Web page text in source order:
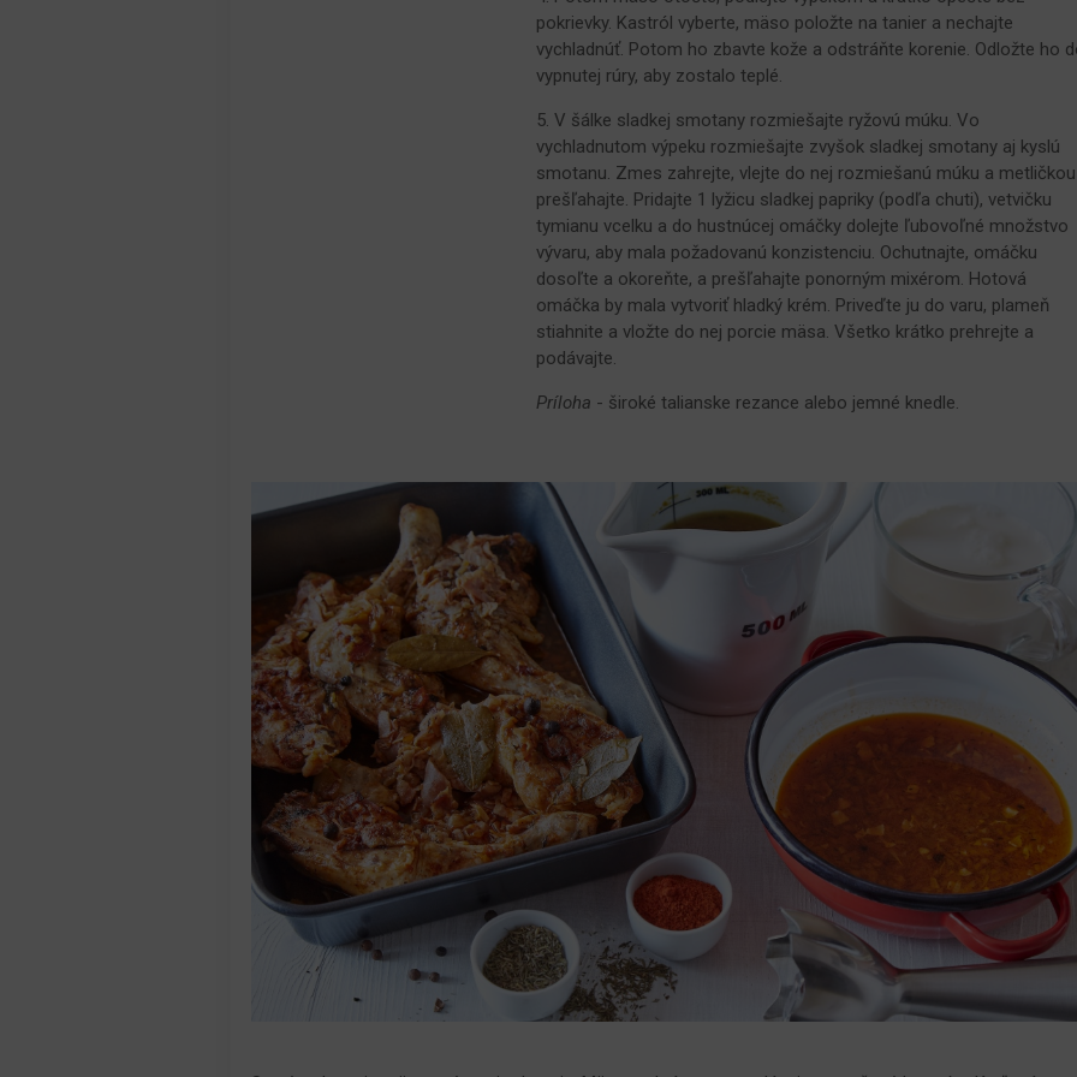
pokrievky. Kastról vyberte, mäso položte na tanier a nechajte
vychladnúť. Potom ho zbavte kože a odstráňte korenie. Odložte ho
vypnutej rúry, aby zostalo teplé.
5. V šálke sladkej smotany rozmiešajte ryžovú múku. Vo
vychladnutom výpeku rozmiešajte zvyšok sladkej smotany aj kyslú
smotanu. Zmes zahrejte, vlejte do nej rozmiešanú múku a metličkou
prešľahajte. Pridajte 1 lyžicu sladkej papriky (podľa chuti), vetvičku
tymianu vcelku a do hustnúcej omáčky dolejte ľubovoľné množstvo
vývaru, aby mala požadovanú konzistenciu. Ochutnajte, omáčku
dosoľte a okoreňte, a prešľahajte ponorným mixérom. Hotová
omáčka by mala vytvoriť hladký krém. Priveďte ju do varu, plameň
stiahnite a vložte do nej porcie mäsa. Všetko krátko prehrejte a
podávajte.
Príloha - široké talianske rezance alebo jemné knedle.